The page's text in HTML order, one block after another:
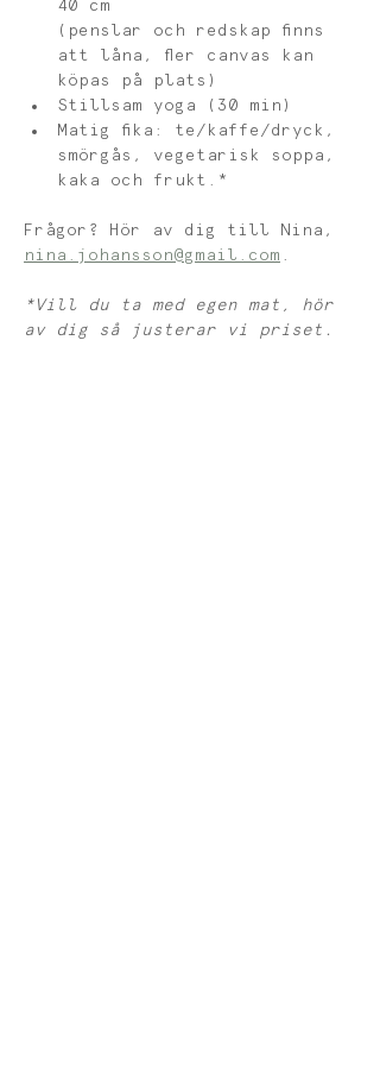
40 cm
(penslar och redskap finns
att låna, fler canvas kan
köpas på plats)
Stillsam yoga (30 min)
Matig fika: te/kaffe/dryck,
smörgås, vegetarisk soppa,
kaka och frukt.*
Frågor? Hör av dig till Nina,
nina.johansson@gmail.com .
*Vill du ta med egen mat, hör
av dig så justerar vi priset.